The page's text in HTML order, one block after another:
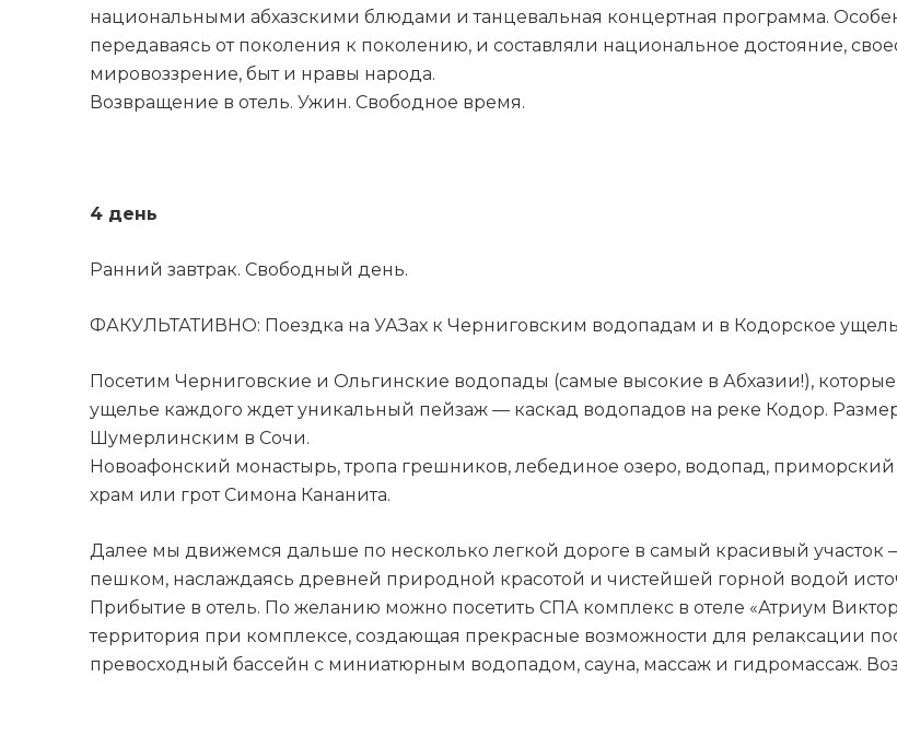
национальными абхазскими блюдами и танцевальная концертная программа.
передаваясь от поколения к поколению, и составляли национальное достояние,
мировоззрение, быт и нравы народа.
Возвращение в отель. Ужин. Свободное время.
4 день
Ранний завтрак. Свободный день.
ФАКУЛЬТАТИВНО: Поездка на УАЗах к Черниговским водопадам и в Кодорское
Посетим Черниговские и Ольгинские водопады (самые высокие в Абхазии!),
ущелье каждого ждет уникальный пейзаж — каскад водопадов на реке Кодор.
Шумерлинским в Сочи.
Новоафонский монастырь, тропа грешников, лебединое озеро, водопад, приморский
храм или грот Симона Кананита.
Далее мы движемся дальше по несколько легкой дороге в самый красивый
пешком, наслаждаясь древней природной красотой и чистейшей горной водой
Прибытие в отель. По желанию можно посетить СПА комплекс в отеле «Атриум
территория при комплексе, создающая прекрасные возможности для релаксации
превосходный бассейн с миниатюрным водопадом, сауна, массаж и гидромассаж.